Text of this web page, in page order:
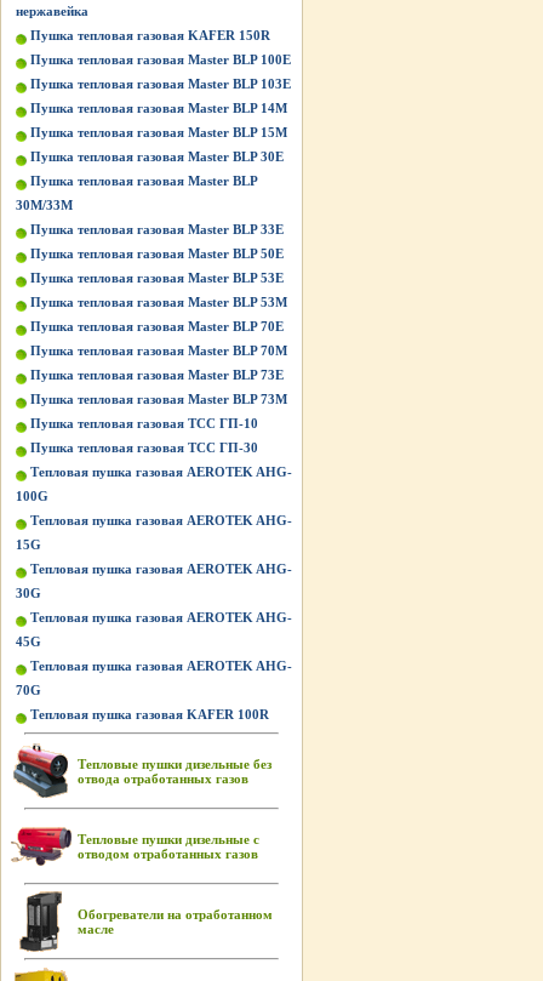
нержавейка
Пушка тепловая газовая KAFER 150R
Пушка тепловая газовая Master BLP 100E
Пушка тепловая газовая Master BLP 103E
Пушка тепловая газовая Master BLP 14M
Пушка тепловая газовая Master BLP 15M
Пушка тепловая газовая Master BLP 30E
Пушка тепловая газовая Master BLP
30M/33M
Пушка тепловая газовая Master BLP 33E
Пушка тепловая газовая Master BLP 50E
Пушка тепловая газовая Master BLP 53E
Пушка тепловая газовая Master BLP 53M
Пушка тепловая газовая Master BLP 70E
Пушка тепловая газовая Master BLP 70M
Пушка тепловая газовая Master BLP 73E
Пушка тепловая газовая Master BLP 73M
Пушка тепловая газовая ТСС ГП-10
Пушка тепловая газовая ТСС ГП-30
Тепловая пушка газовая AEROTEK AHG-
100G
Тепловая пушка газовая AEROTEK AHG-
15G
Тепловая пушка газовая AEROTEK AHG-
30G
Тепловая пушка газовая AEROTEK AHG-
45G
Тепловая пушка газовая AEROTEK AHG-
70G
Тепловая пушка газовая KAFER 100R
Тепловые пушки дизельные без
отвода отработанных газов
Тепловые пушки дизельные с
отводом отработанных газов
Обогреватели на отработанном
масле